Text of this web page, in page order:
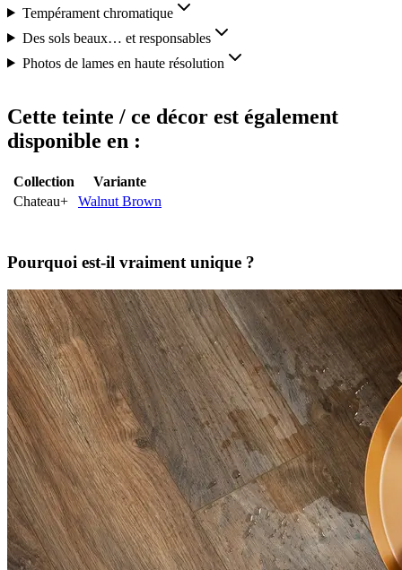
Tempérament chromatique
Des sols beaux… et responsables
Photos de lames en haute résolution
Cette teinte / ce décor est également
disponible en :
Collection
Variante
Chateau+
Walnut Brown
Pourquoi est-il vraiment unique ?